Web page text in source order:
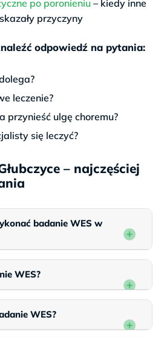
po poronieniu – kiedy inne
przyczyny
odpowiedź na pytania:
leczenie?
przynieść ulgę choremu?
się leczyć?
– najczęściej
badanie WES w
WES?
WES?